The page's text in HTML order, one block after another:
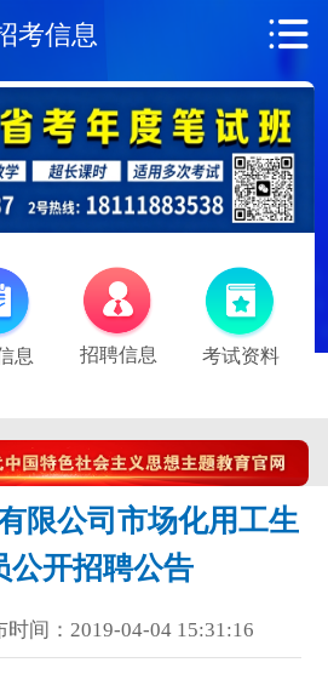
考信息
息 招聘信息 考试资料
限公司市场化用工生
公开招聘公告
时间：2019-04-04 15:31:16